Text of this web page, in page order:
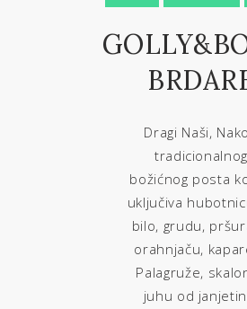
Dragi Naši,
tradicionalnog
božićnog posta
uključiva
bilo, grudu,
orahnjaču,
Palagruže,
juhu od